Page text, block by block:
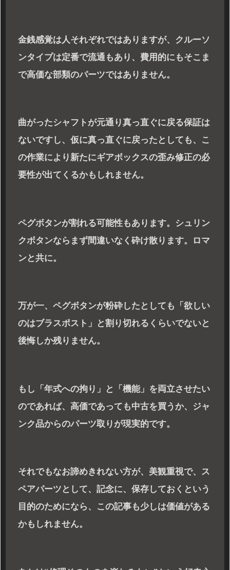
金銭感覚は人それぞれではありますが、クルーソ
ンタイプは定番で流通もあり、費用的にもそこま
で高価な部類のパーツではありません。
曲がったシャフトが元通り真っ直ぐに戻る保証は
ないですし、仮に真っ直ぐに戻ったとしても、こ
の作業により新たにギアボックスの歪み修正の必
要性が出てくるかもしれません。
ペグボタンが割れる可能性もあります。シュリン
クボタンならまず間違いなく砕け散ります。ロマ
ンと共に。
万が一、ペグボタンが粉砕したとしても「欲しい
のはブラスポスト」と割り切れるくらいでないと
後悔しか残りません。
もし「年式への拘り」と「機能」を両立させたい
のであれば、高価であっても中古を買うか、ジャ
ンク品からのパーツ取りが現実的です。
それでもなお諦めきれない方が、美観重視で、ス
ペアパーツとして、記念に、保存しておくという
目的のためになら、この記事も少しは価値がある
かもしれません。